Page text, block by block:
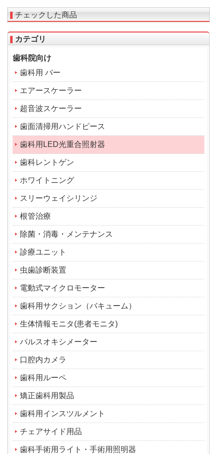
チェックした商品
カテゴリ
歯科院向け
歯科用 バー
エアースケーラー
超音波スケーラー
歯面清掃用ハンドピース
歯科用LED光重合照射器
歯科レントゲン
ホワイトニング
スリーウェイシリンジ
根管治療
除菌・消毒・メンテナンス
診療ユニット
虫歯診断装置
電動式マイクロモーター
歯科用サクション（バキューム）
生体情報モニタ(患者モニタ)
パルスオキシメーター
口腔内カメラ
歯科用ルーペ
矯正歯科用製品
歯科用インスツルメント
チェアサイド用品
歯科手術用ライト・手術用照明器